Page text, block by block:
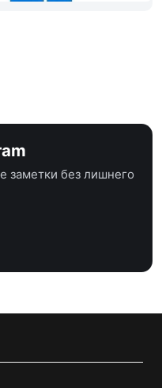
заметки без лишнего